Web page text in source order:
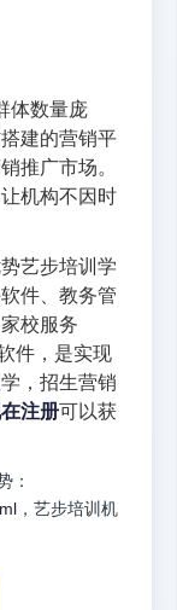
体数量庞
建的营销平
推广市场。
机构不因时
艺步培训学
件、教务管
校服务
件，是实现
，招生营销
注册可以获
：
，艺步培训机